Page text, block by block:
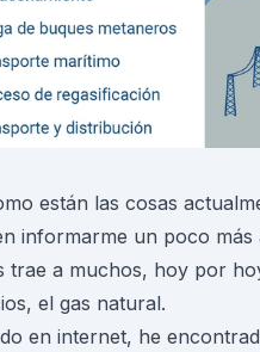
están las cosas
informarme un poco
trae a muchos, hoy por
el gas natural.
en internet, he